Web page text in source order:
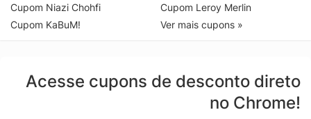
Cupom Niazi Chohfi
Cupom KaBuM!
Cupom Leroy Merlin
Ver mais cupons »
Acesse cupons de desconto direto
no Chrome!